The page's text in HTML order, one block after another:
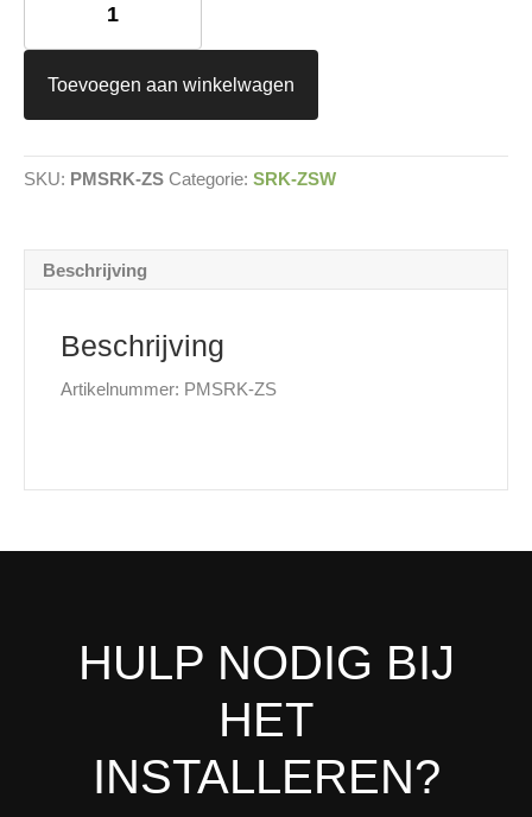
W
aantal
Toevoegen aan winkelwagen
SKU: PMSRK-ZS Categorie: SRK-ZSW
Beschrijving
Beschrijving
Artikelnummer: PMSRK-ZS
HULP NODIG BIJ
HET
INSTALLEREN?